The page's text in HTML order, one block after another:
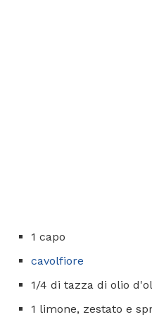
1 capo
cavolfiore
1/4 di tazza di olio
1 limone, zestato e